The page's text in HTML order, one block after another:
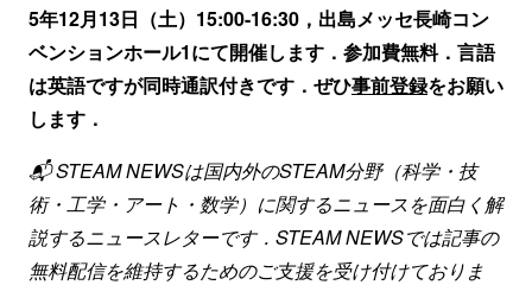
5年12月13日（土）15:00-16:30，出島メッセ長崎コン
ベンションホール1にて開催します．参加費無料．言語
は英語ですが同時通訳付きです．ぜひ事前登録をお願い
します．
📬 STEAM NEWSは国内外のSTEAM分野（科学・技
術・工学・アート・数学）に関するニュースを面白く解
説するニュースレターです．STEAM NEWSでは記事の
無料配信を維持するためのご支援を受け付けておりま